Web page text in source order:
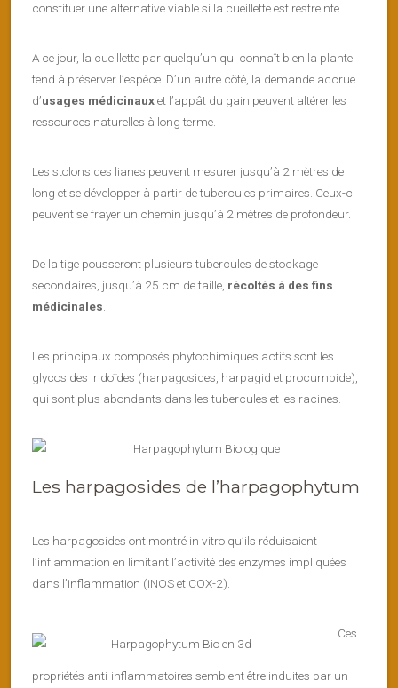
constituer une alternative viable si la cueillette est restreinte.
A ce jour, la cueillette par quelqu’un qui connaît bien la plante
tend à préserver l’espèce. D’un autre côté, la demande accrue
d’usages médicinauxet l’appât du gain peuvent altérer les
ressources naturelles à long terme.
Les stolons des lianes peuvent mesurer jusqu’à 2 mètres de
long et se développer à partir de tubercules primaires. Ceux-ci
peuvent se frayer un chemin jusqu’à 2 mètres de profondeur.
De la tige pousseront plusieurs tubercules de stockage
secondaires, jusqu’à 25 cm de taille, récoltés à des fins
médicinales
Les principaux composés phytochimiques actifs sont les
glycosides iridoïdes (harpagosides, harpagid et procumbide),
qui sont plus abondants dans les tubercules et les racines.
Les harpagosides de l’harpagophytum
Les harpagosides ont montré in vitro qu’ils réduisaient
l’inflammation en limitant l’activité des enzymes impliquées
dans l’inflammation (iNOS et COX-2).
Ces
propriétés anti-inflammatoires semblent être induites par un